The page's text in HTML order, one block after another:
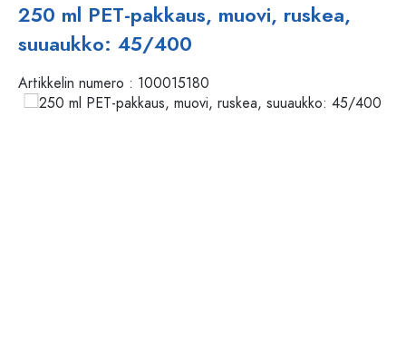
250 ml PET-pakkaus, muovi, ruskea,
suuaukko: 45/400
Artikkelin numero : 100015180